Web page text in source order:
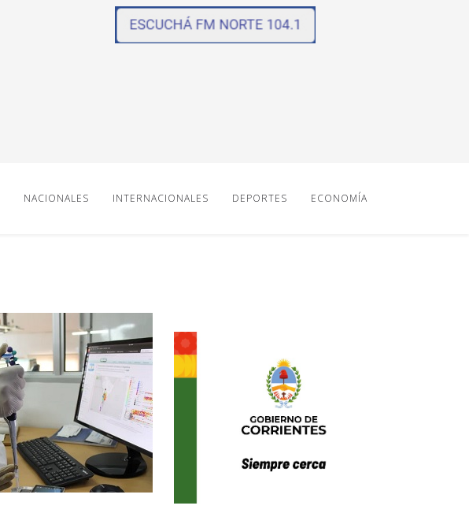
NACIONALES INTERNACIONALES DEPORTES ECONOMÍA